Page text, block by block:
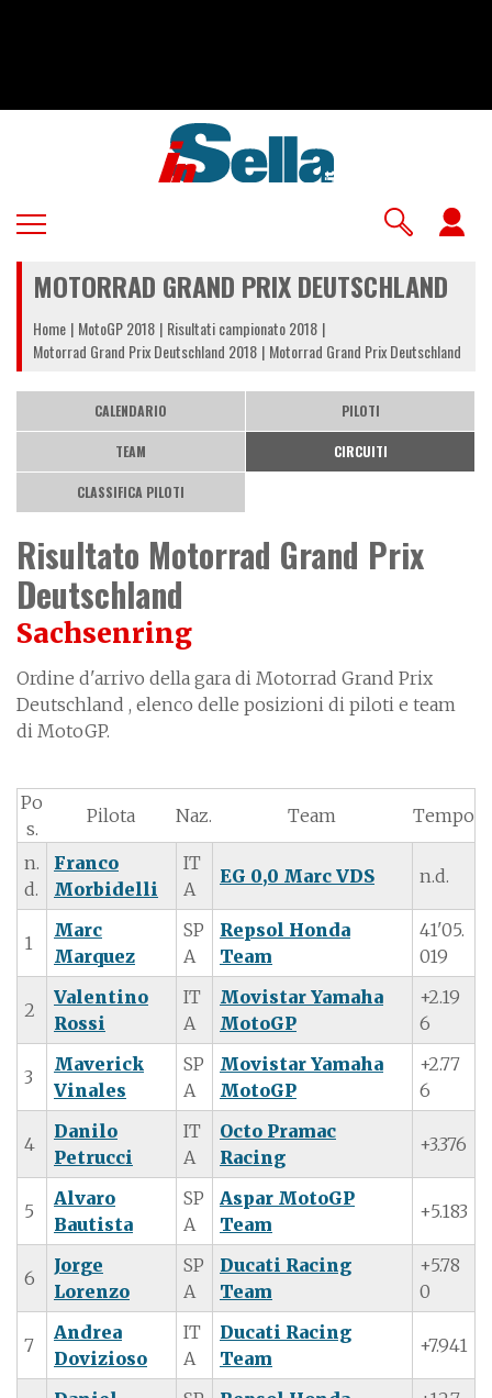
MOTORRAD GRAND PRIX DEUTSCHLAND
Home MotoGP 2018 Risultati campionato 2018
Motorrad Grand Prix Deutschland 2018 Motorrad Grand Prix Deutschland
CALENDARIO PILOTI
TEAM CIRCUITI
CLASSIFICA PILOTI
Risultato Motorrad Grand Prix
Deutschland
Sachsenring
Ordine d'arrivo della gara di Motorrad Grand Prix
Deutschland , elenco delle posizioni di piloti e team
di MotoGP.
Po
s.
Pilota Naz. Team Tempo
n.
d.
Franco
Morbidelli
IT
A
EG 0,0 Marc VDS n.d.
1
Marc
Marquez
SP
A
Repsol Honda
Team
41'05.
019
2
Valentino
Rossi
IT
A
Movistar Yamaha
MotoGP
+2.19
6
3
Maverick
Vinales
SP
A
Movistar Yamaha
MotoGP
+2.77
6
4
Danilo
Petrucci
IT
A
Octo Pramac
Racing
+3.376
5
Alvaro
Bautista
SP
A
Aspar MotoGP
Team
+5.183
6
Jorge
Lorenzo
SP
A
Ducati Racing
Team
+5.78
0
7
Andrea
Dovizioso
IT
A
Ducati Racing
Team
+7.941